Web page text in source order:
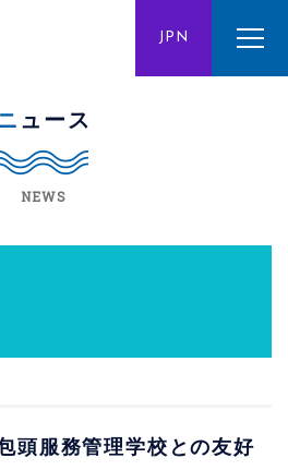
JPN
ENG CHN
ニュース
NEWS
頭服務管理学校との友好